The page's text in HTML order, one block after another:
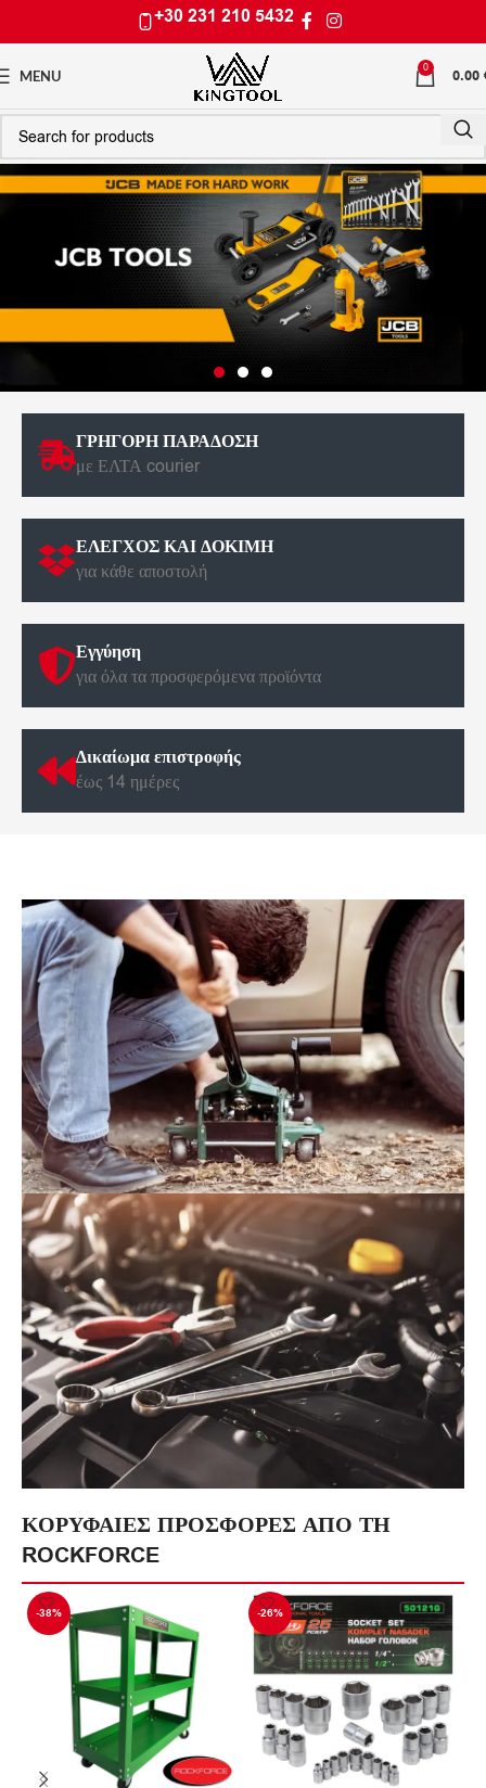
+30 231 210 5432
MENU 0 0.00
ΓΡΗΓΟΡΗ ΠΑΡΑΔΟΣΗ
με ΕΛΤΑ courier
ΕΛΕΓΧΟΣ ΚΑΙ ΔΟΚΙΜΗ
για κάθε αποστολή
Εγγύηση
για όλα τα προσφερόμενα προϊόντα
Δικαίωμα επιστροφής
έως 14 ημέρες
ΚΟΡΥΦΑΙΕΣ ΠΡΟΣΦΟΡΕΣ ΑΠΟ ΤΗ
ROCKFORCE
-38% -26%